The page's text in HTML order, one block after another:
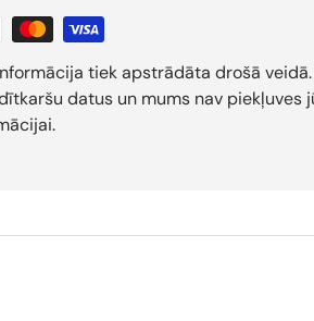
tiek apstrādāta drošā
datus un mums nav piekļuves